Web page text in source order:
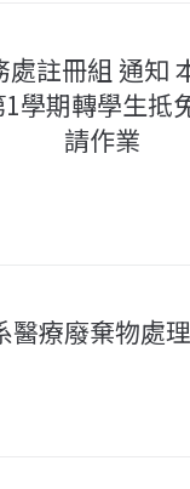
處註冊組 通知
學期轉學生抵
請作業
醫療廢棄物處